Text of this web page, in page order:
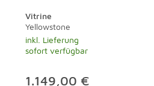
Vitrine
Yellowstone
inkl. Lieferung
sofort verfügbar
1.149,00 €